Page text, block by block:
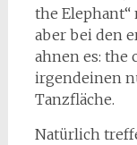
the
aber bei den
ahnen es: the
irgendeinen
Tanzfläche.
Natürlich